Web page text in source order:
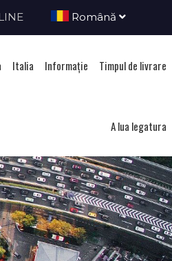
Română
Italia Informație Timpul de livrare
A lua legatura